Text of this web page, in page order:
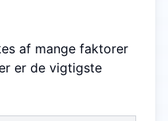
af mange faktorer
er de vigtigste